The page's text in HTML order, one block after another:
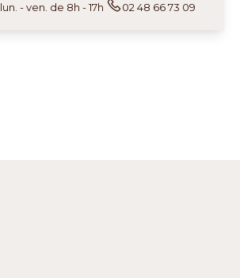
lun. - ven. de 8h - 17h 02 48 66 73 09